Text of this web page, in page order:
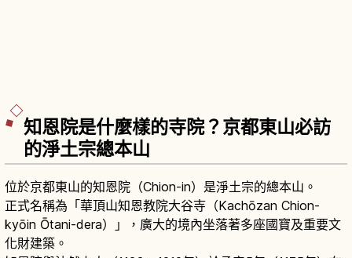
知恩院是什麼樣的寺院？京都東山必訪
的淨土宗總本山
位於京都東山的知恩院（Chion-in）是淨土宗的總本山。
正式名稱為「華頂山知恩教院大谷寺（Kachōzan Chion-
kyōin Ōtani-dera）」，廣大的境內坐落著多座國寶及重要文
化財建築。